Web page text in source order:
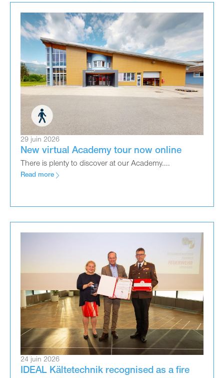
29 juin 2026
New virtual Academy tour now online
There is plenty to discover at our Academy....
Read more
24 juin 2026
IDEAL Kältetechnik recognised as a fire